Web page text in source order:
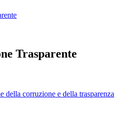
Trasparente
della corruzione e della trasparenza